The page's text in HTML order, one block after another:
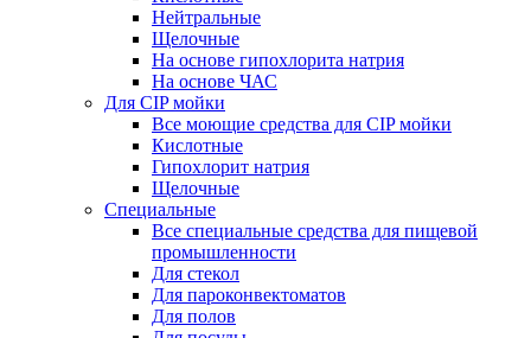
Нейтральные
Щелочные
На основе гипохлорита натрия
На основе ЧАС
Для CIP мойки
Все моющие средства для CIP мойки
Кислотные
Гипохлорит натрия
Щелочные
Специальные
Все специальные средства для пищевой
промышленности
Для стекол
Для пароконвектоматов
Для полов